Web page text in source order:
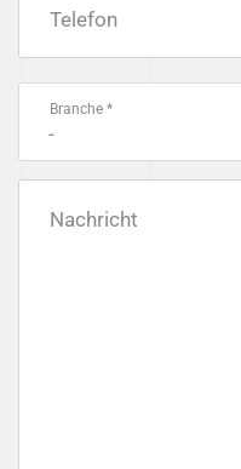
Telefon
Branche *
-
Nachricht